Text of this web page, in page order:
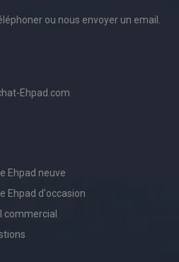
ou nous envoyer un email.
Ehpad.com
Ehpad neuve
Ehpad d'occasion
commercial